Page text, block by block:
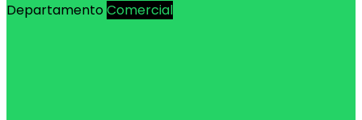
DepartamentoComercial